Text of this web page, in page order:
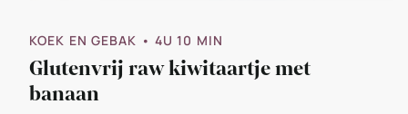
KOEK EN GEBAK • 4U 10 MIN
Glutenvrij raw kiwitaartje met
banaan